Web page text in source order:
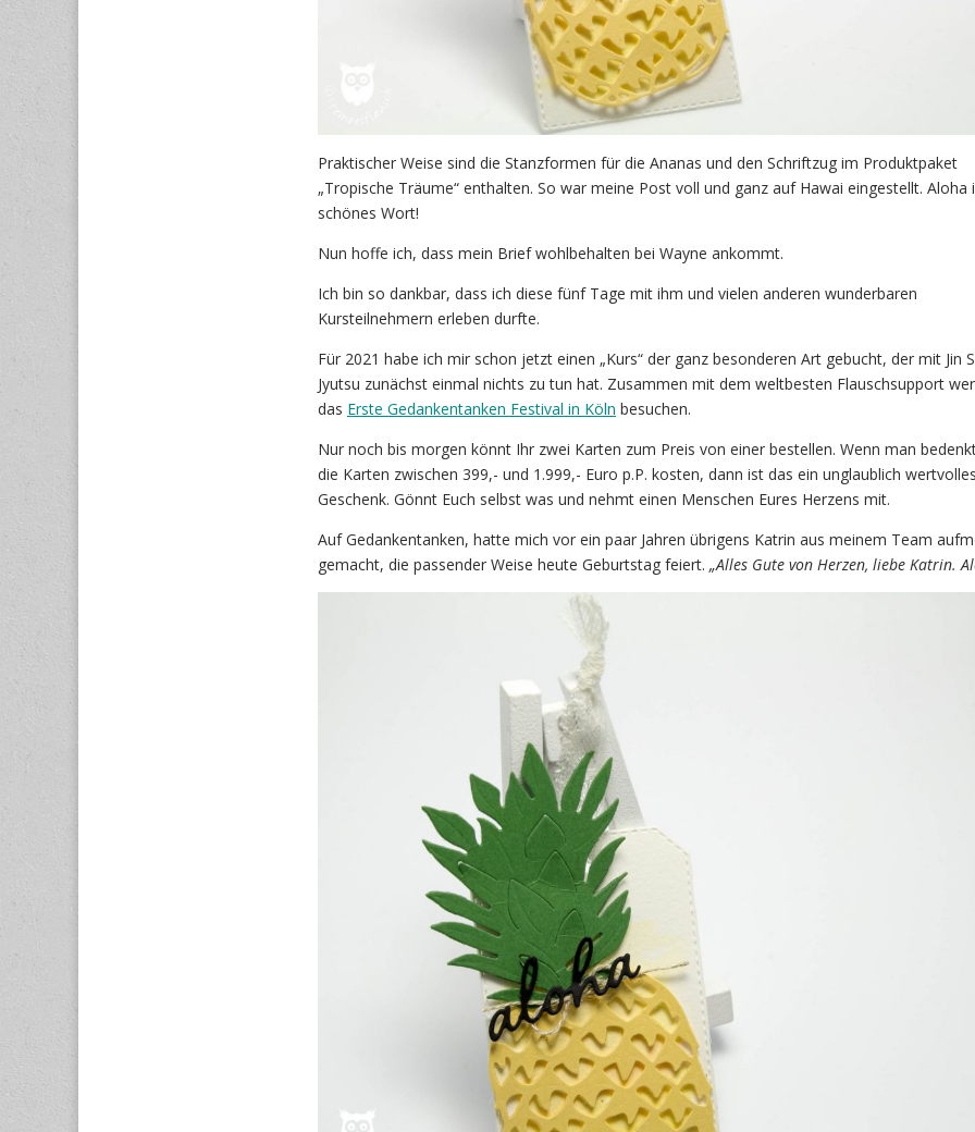
Praktischer Weise sind die Stanzformen für die Ananas und den Schriftzug im Produktpaket
„Tropische Träume“ enthalten. So war meine Post voll und ganz auf Hawai eingestellt. Aloha
schönes Wort!
Nun hoffe ich, dass mein Brief wohlbehalten bei Wayne ankommt.
Ich bin so dankbar, dass ich diese fünf Tage mit ihm und vielen anderen wunderbaren
Kursteilnehmern erleben durfte.
Für 2021 habe ich mir schon jetzt einen „Kurs“ der ganz besonderen Art gebucht, der mit Jin
Jyutsu zunächst einmal nichts zu tun hat. Zusammen mit dem weltbesten Flauschsupport
das Erste Gedankentanken Festival in Köln besuchen.
Nur noch bis morgen könnt Ihr zwei Karten zum Preis von einer bestellen. Wenn man
die Karten zwischen 399,- und 1.999,- Euro p.P. kosten, dann ist das ein unglaublich
Geschenk. Gönnt Euch selbst was und nehmt einen Menschen Eures Herzens mit.
Auf Gedankentanken, hatte mich vor ein paar Jahren übrigens Katrin aus meinem Team
gemacht, die passender Weise heute Geburtstag feiert. „Alles Gute von Herzen, liebe Katrin.